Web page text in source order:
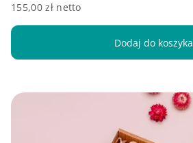
155,00 zł netto
Dodaj do koszyka